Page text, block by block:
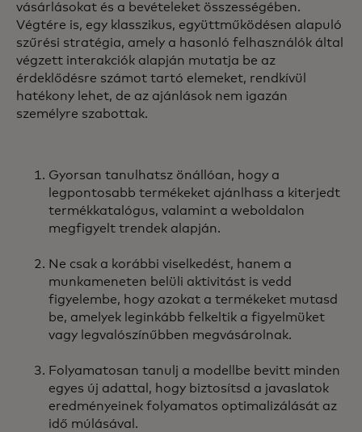
vásárlásokat és a bevételeket összességében.
Végtére is, egy klasszikus, együttműködésen alapuló
szűrési stratégia, amely a hasonló felhasználók által
végzett interakciók alapján mutatja be az
érdeklődésre számot tartó elemeket, rendkívül
hatékony lehet, de az ajánlások nem igazán
személyre szabottak.
Gyorsan tanulhatsz önállóan, hogy a
legpontosabb termékeket ajánlhass a kiterjedt
termékkatalógus, valamint a weboldalon
megfigyelt trendek alapján.
Ne csak a korábbi viselkedést, hanem a
munkameneten belüli aktivitást is vedd
figyelembe, hogy azokat a termékeket mutasd
be, amelyek leginkább felkeltik a figyelmüket
vagy legvalószínűbben megvásárolnak.
Folyamatosan tanulj a modellbe bevitt minden
egyes új adattal, hogy biztosítsd a javaslatok
eredményeinek folyamatos optimalizálását az
idő múlásával.